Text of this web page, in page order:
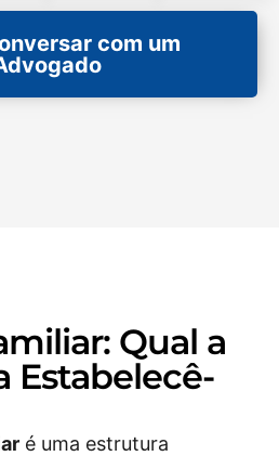
com um
Qual a
Estabelecê-
é uma estrutura